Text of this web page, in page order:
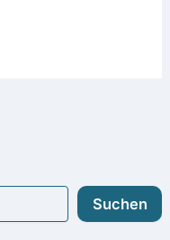
Suchen